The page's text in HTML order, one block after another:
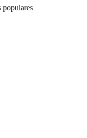
populares